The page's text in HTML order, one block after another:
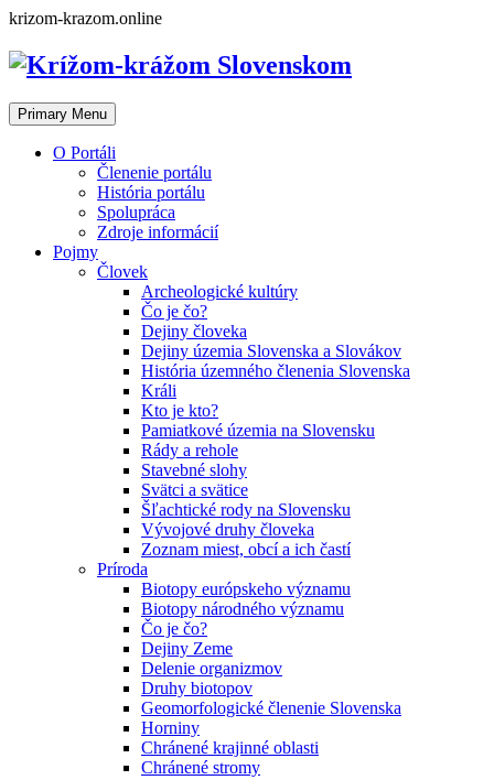
Skip
content
krizom-krazom.online
Primary Menu
O Portáli
Členenie portálu
História portálu
Spolupráca
Zdroje informácií
Pojmy
Človek
Archeologické kultúry
Čo je čo?
Dejiny človeka
Dejiny územia Slovenska a Slovákov
História územného členenia Slovenska
Králi
Kto je kto?
Pamiatkové územia na Slovensku
Rády a rehole
Stavebné slohy
Svätci a svätice
Šľachtické rody na Slovensku
Vývojové druhy človeka
Zoznam miest, obcí a ich častí
Príroda
Biotopy európskeho významu
Biotopy národného významu
Čo je čo?
Dejiny Zeme
Delenie organizmov
Druhy biotopov
Geomorfologické členenie Slovenska
Horniny
Chránené krajinné oblasti
Chránené stromy